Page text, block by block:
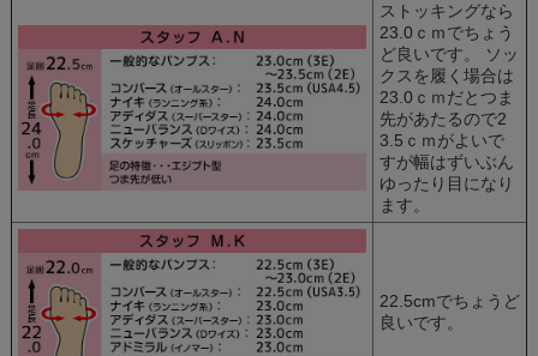
ストッキングなら
23.0ｃｍでちょう
ど良いです。 ソッ
クスを履く場合は
23.0ｃｍだとつま
先があたるので2
3.5ｃｍがよいで
すが幅はずいぶん
ゆったり目になり
ます。
22.5cmでちょうど
良いです。